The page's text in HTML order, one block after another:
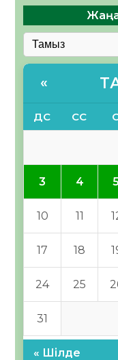
«
ДС СС
3 4 5
10 11
17 18
24 25
31
« Шілде